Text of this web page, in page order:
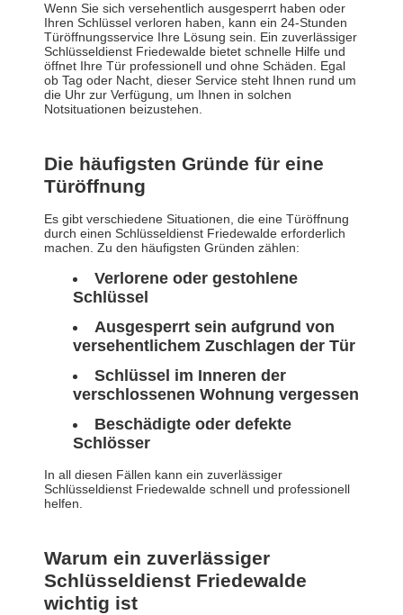
Wenn Sie sich versehentlich ausgesperrt haben oder
Ihren Schlüssel verloren haben, kann ein 24-Stunden
Türöffnungsservice Ihre Lösung sein. Ein zuverlässiger
Schlüsseldienst Friedewalde bietet schnelle Hilfe und
öffnet Ihre Tür professionell und ohne Schäden. Egal
ob Tag oder Nacht, dieser Service steht Ihnen rund um
die Uhr zur Verfügung, um Ihnen in solchen
Notsituationen beizustehen.
Die häufigsten Gründe für eine
Türöffnung
Es gibt verschiedene Situationen, die eine Türöffnung
durch einen Schlüsseldienst Friedewalde erforderlich
machen. Zu den häufigsten Gründen zählen:
Verlorene oder gestohlene
Schlüssel
Ausgesperrt sein aufgrund von
versehentlichem Zuschlagen der Tür
Schlüssel im Inneren der
verschlossenen Wohnung vergessen
Beschädigte oder defekte
Schlösser
In all diesen Fällen kann ein zuverlässiger
Schlüsseldienst Friedewalde schnell und professionell
helfen.
Warum ein zuverlässiger
Schlüsseldienst Friedewalde
wichtig ist